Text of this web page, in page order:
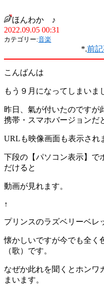
ほんわか ♪
2022.09.05 00:31
カテゴリー:音楽
*.前
こんばんは
もう９月になってしまいま
昨日、氣が付いたのですが
携帯・スマホバージョンだ
URLも映像画面も表示され
下段の【パソコン表示】で
だけると
動画が見れます。
↑
プリンスのラズベリーベレ
懐かしいですが今でも全く
（歌）です。
なぜか此れを聞くとホンワ
まいます。